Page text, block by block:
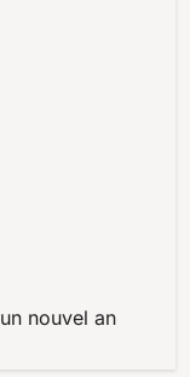
nouvel an